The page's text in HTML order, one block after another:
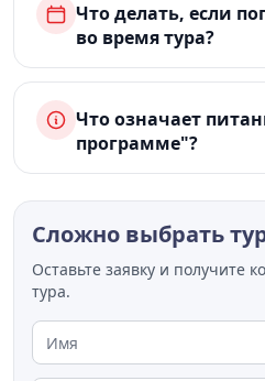
Что делать, если
во время тура?
Что означает
программе"?
Сложно выбрать
Оставьте заявку и получите
тура.